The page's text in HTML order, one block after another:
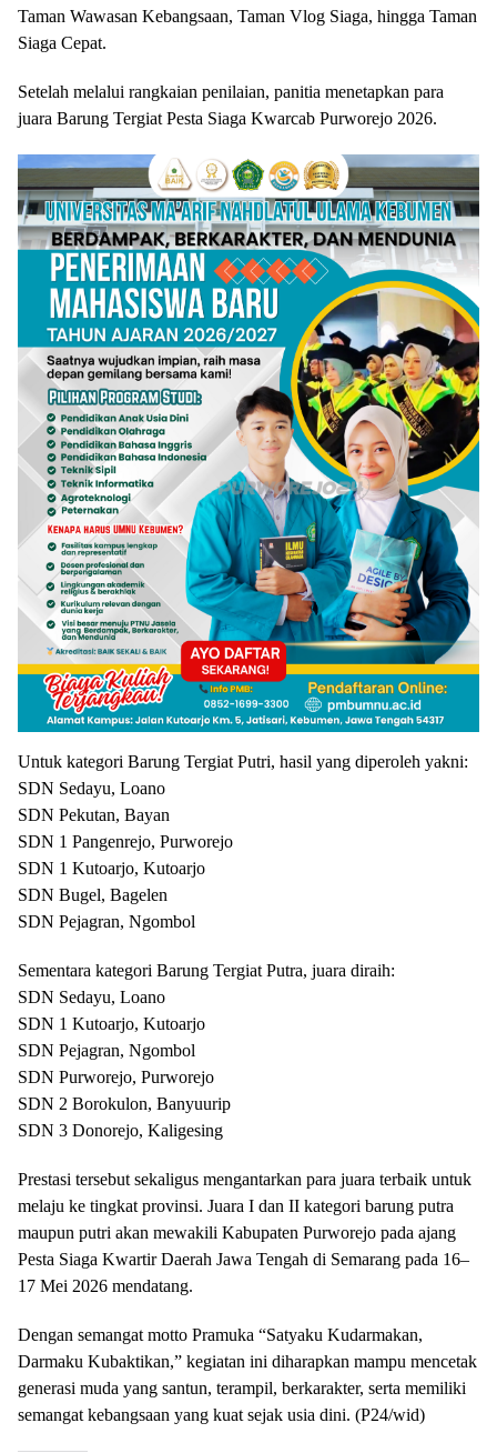
Taman Wawasan Kebangsaan, Taman Vlog Siaga, hingga Taman
Siaga Cepat.
Setelah melalui rangkaian penilaian, panitia menetapkan para
juara Barung Tergiat Pesta Siaga Kwarcab Purworejo 2026.
Untuk kategori Barung Tergiat Putri, hasil yang diperoleh yakni:
SDN Sedayu, Loano
SDN Pekutan, Bayan
SDN 1 Pangenrejo, Purworejo
SDN 1 Kutoarjo, Kutoarjo
SDN Bugel, Bagelen
SDN Pejagran, Ngombol
Sementara kategori Barung Tergiat Putra, juara diraih:
SDN Sedayu, Loano
SDN 1 Kutoarjo, Kutoarjo
SDN Pejagran, Ngombol
SDN Purworejo, Purworejo
SDN 2 Borokulon, Banyuurip
SDN 3 Donorejo, Kaligesing
Prestasi tersebut sekaligus mengantarkan para juara terbaik untuk
melaju ke tingkat provinsi. Juara I dan II kategori barung putra
maupun putri akan mewakili Kabupaten Purworejo pada ajang
Pesta Siaga Kwartir Daerah Jawa Tengah di Semarang pada 16–
17 Mei 2026 mendatang.
Dengan semangat motto Pramuka “Satyaku Kudarmakan,
Darmaku Kubaktikan,” kegiatan ini diharapkan mampu mencetak
generasi muda yang santun, terampil, berkarakter, serta memiliki
semangat kebangsaan yang kuat sejak usia dini. (P24/wid)